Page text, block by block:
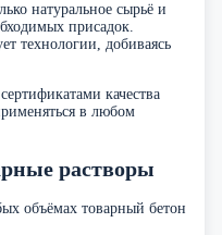
натуральное сырьё и
присадок.
технологии, добиваясь
качества
в любом
растворы
объёмах товарный бетон